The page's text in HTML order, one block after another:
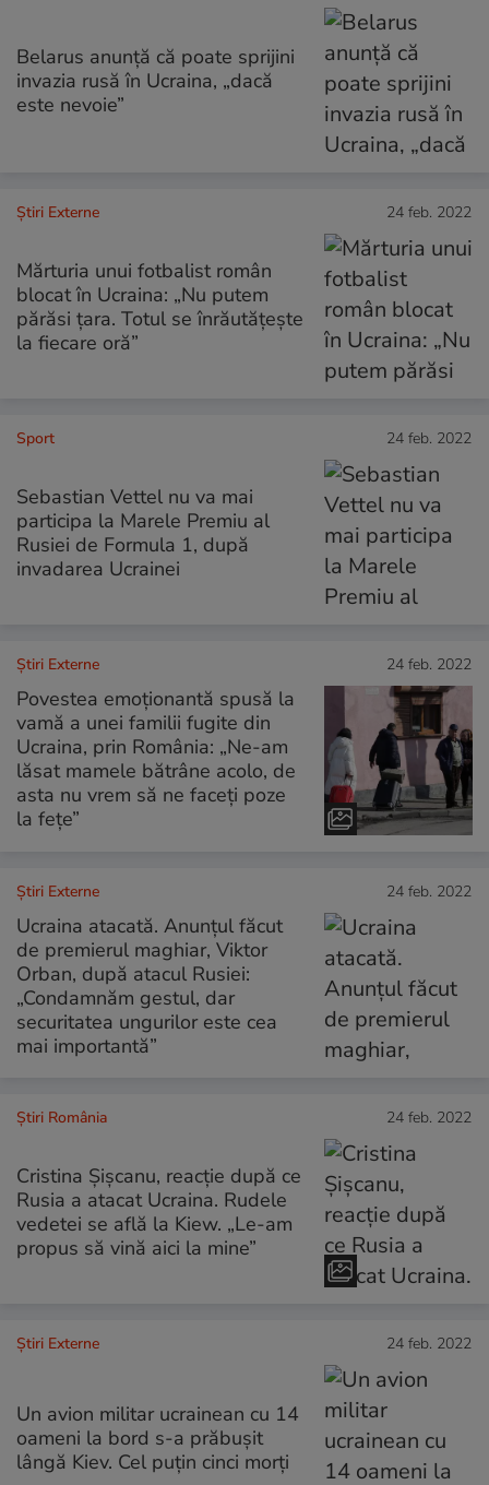
Belarus anunță că poate sprijini
invazia rusă în Ucraina, „dacă
este nevoie”
Știri Externe 24 feb. 2022
Mărturia unui fotbalist român
blocat în Ucraina: „Nu putem
părăsi țara. Totul se înrăutățește
la fiecare oră”
Sport 24 feb. 2022
Sebastian Vettel nu va mai
participa la Marele Premiu al
Rusiei de Formula 1, după
invadarea Ucrainei
Știri Externe 24 feb. 2022
Povestea emoționantă spusă la
vamă a unei familii fugite din
Ucraina, prin România: „Ne-am
lăsat mamele bătrâne acolo, de
asta nu vrem să ne faceți poze
la fețe”
Știri Externe 24 feb. 2022
Ucraina atacată. Anunțul făcut
de premierul maghiar, Viktor
Orban, după atacul Rusiei:
„Condamnăm gestul, dar
securitatea ungurilor este cea
mai importantă”
Știri România 24 feb. 2022
Cristina Șișcanu, reacție după ce
Rusia a atacat Ucraina. Rudele
vedetei se află la Kiew. „Le-am
propus să vină aici la mine”
Știri Externe 24 feb. 2022
Un avion militar ucrainean cu 14
oameni la bord s-a prăbuşit
lângă Kiev. Cel puțin cinci morți